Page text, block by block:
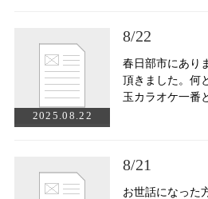
2025.08.22
8/22
春日部市にあり
頂きました。何
玉カラオケ一番
8/21
お世話になった